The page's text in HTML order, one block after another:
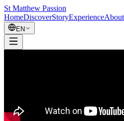
St Matthew Passion
HomeDiscoverStoryExperience
EN